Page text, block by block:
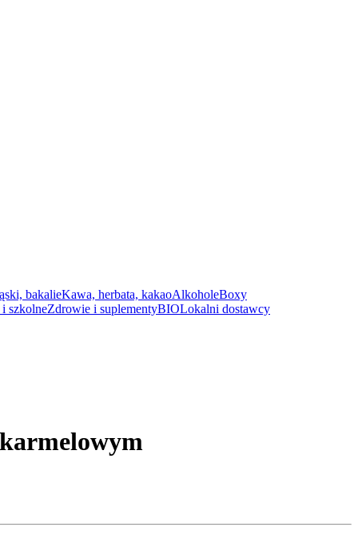
bakalieKawa, herbata, kakaoAlkoholeBoxy
szkolneZdrowie i suplementyBIOLokalni dostawcy